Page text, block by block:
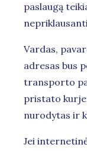
paslaugą
Vardas,
adresas bus
transporto
pristato
nurodytas ir
Jei